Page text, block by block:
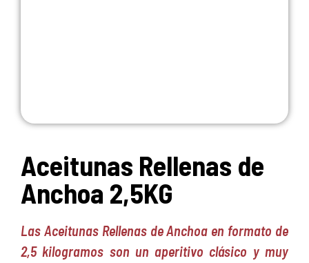
Aceitunas Rellenas de
Anchoa 2,5KG
Las Aceitunas Rellenas de Anchoa en formato de
2,5 kilogramos son un aperitivo clásico y muy